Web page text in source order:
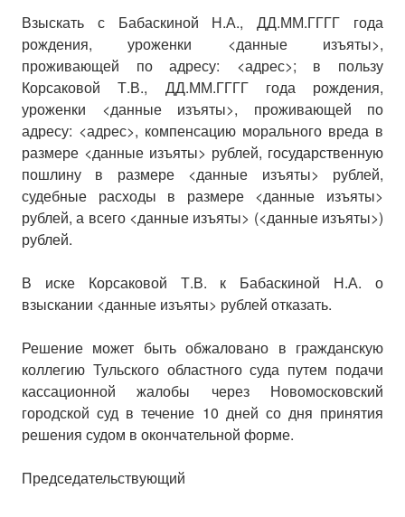
Взыскать с Бабаскиной Н.А., ДД.ММ.ГГГГ года
рождения, уроженки <данные изъяты>,
проживающей по адресу: <адрес>; в пользу
Корсаковой Т.В., ДД.ММ.ГГГГ года рождения,
уроженки <данные изъяты>, проживающей по
адресу: <адрес>, компенсацию морального вреда в
размере <данные изъяты> рублей, государственную
пошлину в размере <данные изъяты> рублей,
судебные расходы в размере <данные изъяты>
рублей, а всего <данные изъяты> (<данные изъяты>)
рублей.
В иске Корсаковой Т.В. к Бабаскиной Н.А. о
взыскании <данные изъяты> рублей отказать.
Решение может быть обжаловано в гражданскую
коллегию Тульского областного суда путем подачи
кассационной жалобы через Новомосковский
городской суд в течение 10 дней со дня принятия
решения судом в окончательной форме.
Председательствующий